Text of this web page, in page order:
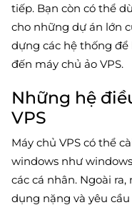
tiếp. Bạn còn có thể
cho những dự án lớn
dựng các hệ thống
đến máy chủ ảo VPS.
Những hệ
VPS
Máy chủ VPS có thể
windows như
các cá nhân. Ngoài
dụng nặng và yêu